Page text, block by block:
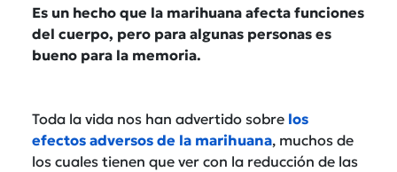
Es un hecho que la marihuana afecta funciones
del cuerpo, pero para algunas personas es
bueno para la memoria.
Toda la vida nos han advertido sobre los
efectos adversos de la marihuana, muchos de
los cuales tienen que ver con la reducción de las